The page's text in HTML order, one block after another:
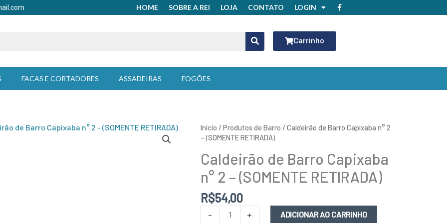
HOME SOBRE A REI LOJA CONTATO LOGIN
F
a
Carrinho
FACAS E CORTADORES ASSADEIRAS FOGÕES
Início / Produtos de Barro / Caldeirão de Barro Capixaba n° 2
– (SOMENTE RETIRADA)
Caldeirão de Barro Capixaba
n° 2 – (SOMENTE RETIRADA)
R$54,00
-
Caldeirão
de
Capixaba
n°
2
(SOMENTE
RETIRADA)
quantidade
+ ADICIONAR AO CARRINHO